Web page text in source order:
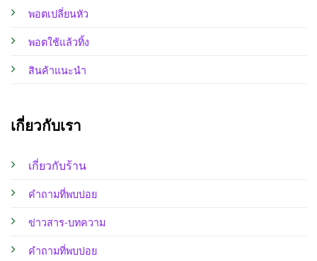
พอตเปลี่ยนหัว
พอตใช้แล้วทิ้ง
สินค้าแนะนำ
เกี่ยวกับเรา
เกี่ยวกับร้าน
คำถามที่พบบ่อย
ข่าวสาร-บทความ
คำถามที่พบบ่อย